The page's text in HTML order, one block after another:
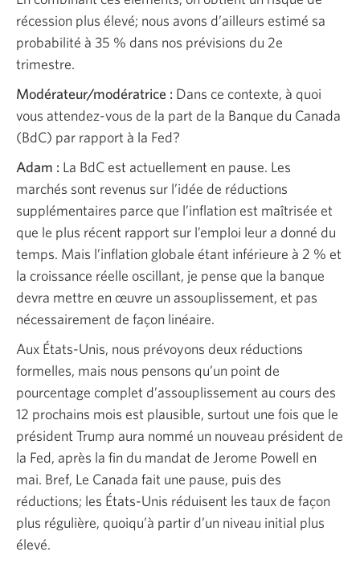
récession plus élevé; nous avons d’ailleurs estimé sa
probabilité à 35 % dans nos prévisions du 2e
trimestre.
Modérateur/modératrice : Dans ce contexte, à quoi
vous attendez-vous de la part de la Banque du Canada
(BdC) par rapport à la Fed?
Adam : La BdC est actuellement en pause. Les
marchés sont revenus sur l’idée de réductions
supplémentaires parce que l’inflation est maîtrisée et
que le plus récent rapport sur l’emploi leur a donné du
temps. Mais l’inflation globale étant inférieure à 2 % et
la croissance réelle oscillant, je pense que la banque
devra mettre en œuvre un assouplissement, et pas
nécessairement de façon linéaire.
Aux États-Unis, nous prévoyons deux réductions
formelles, mais nous pensons qu’un point de
pourcentage complet d’assouplissement au cours des
12 prochains mois est plausible, surtout une fois que le
président Trump aura nommé un nouveau président de
la Fed, après la fin du mandat de Jerome Powell en
mai. Bref, Le Canada fait une pause, puis des
réductions; les États-Unis réduisent les taux de façon
plus régulière, quoiqu’à partir d’un niveau initial plus
élevé.